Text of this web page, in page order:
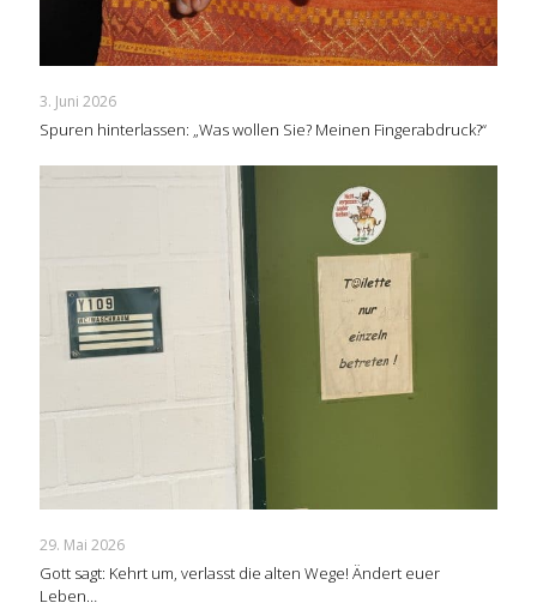
3. Juni 2026
Spuren hinterlassen: „Was wollen Sie? Meinen Fingerabdruck?“
29. Mai 2026
Gott sagt: Kehrt um, verlasst die alten Wege! Ändert euer
Leben…